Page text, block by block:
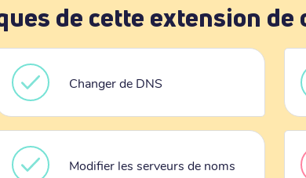
de cette extension de
Changer de DNS
Modifier les serveurs de noms